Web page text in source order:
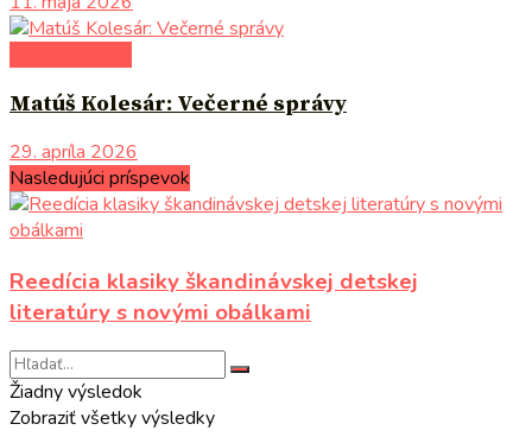
Matúš Kolesár: Večerné správy
29. apríla 2026
Nasledujúci príspevok
Reedícia klasiky škandinávskej detskej
literatúry s novými obálkami
Žiadny výsledok
Zobraziť všetky výsledky